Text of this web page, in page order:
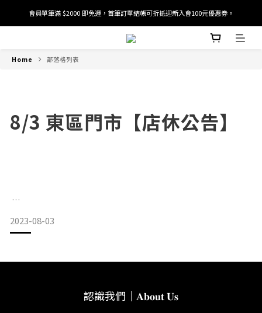
加入/驗證會員並綁定電話號碼，即可獲得百元購物金2張。
會員單筆滿 $2000 即免運，首筆訂單結帳可折抵迎新入會100元優惠劵。
加入/驗證會員並綁定電話號碼，即可獲得百元購物金2張。
Home 部落格列表
8/3 東區門市【店休公告】
𝐖𝐈𝐒𝐇 𝐓𝐑𝐄𝐄東區門市【店休通知】
2023-08-03
認識我們｜𝐀𝐛𝐨𝐮𝐭 𝐔𝐬